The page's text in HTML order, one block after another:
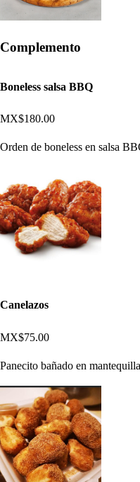
Complemento
Boneless salsa BBQ
MX$180.00
Orden de boneless en salsa
Canelazos
MX$75.00
Panecito bañado en